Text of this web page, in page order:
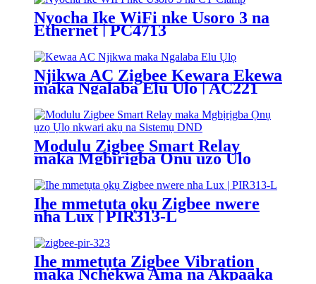
Nyocha Ike WiFi nke Usoro 3 na
Ethernet | PC4713
Njikwa AC Zigbee Kewara Ekewa
maka Ngalaba Elu Ụlọ | AC221
Modulu Zigbee Smart Relay
maka Mgbịrịgba Ọnụ ụzọ Ụlọ
nkwari akụ na Sistemụ DND |
SLC631
Ihe mmetụta ọkụ Zigbee nwere
nha Lux | PIR313-L
Ihe mmetụta Zigbee Vibration
maka Nchekwa Ama na Akpaaka